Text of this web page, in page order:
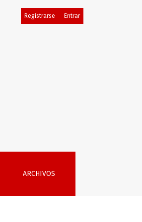
ARCHIVOS
Registrarse Entrar